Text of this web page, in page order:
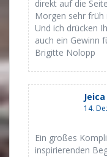
direkt auf die
Morgen sehr früh
Und ich drücken
auch ein Gewinn
Brigitte Nolopp
14.
Ein großes
inspirierenden